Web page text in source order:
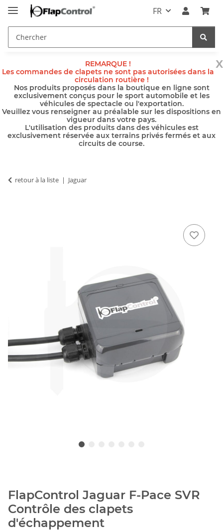
FR
x
REMARQUE !
Les commandes de clapets ne sont pas autorisées dans la
circulation routière !
Nos produits proposés dans la boutique en ligne sont
exclusivement conçus pour le sport automobile et les
véhicules de spectacle ou l'exportation.
Veuillez vous renseigner au préalable sur les dispositions en
vigueur dans votre pays.
L'utilisation des produits dans des véhicules est
exclusivement réservée aux terrains privés fermés et aux
circuits de course.
retour à la liste Jaguar
FlapControl Jaguar F-Pace SVR
Contrôle des clapets
d'échappement